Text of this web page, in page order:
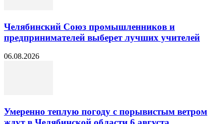
Челябинский Союз промышленников и
предпринимателей выберет лучших учителей
06.08.2026
Умеренно теплую погоду с порывистым ветром